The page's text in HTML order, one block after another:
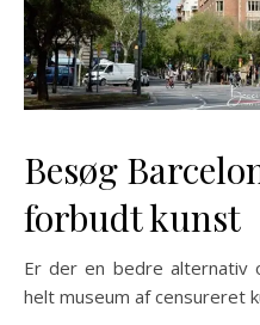
Besøg
forbudt kunst
Er der en bedre
helt museum af censureret